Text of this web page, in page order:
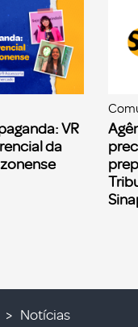
VR
da
Notícias